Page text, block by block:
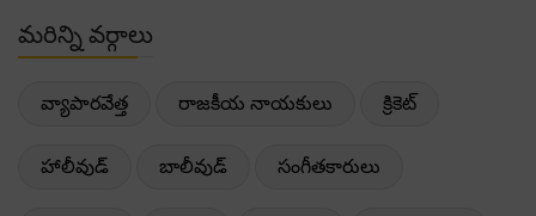
మరిన్ని వర్గాలు
వ్యాపారవేత్త రాజకీయ నాయకులు క్రికెట్
హాలీవుడ్ బాలీవుడ్ సంగీతకారులు